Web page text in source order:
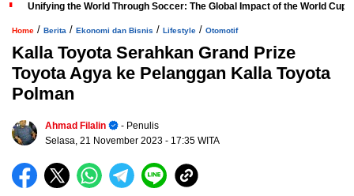
Unifying the World Through Soccer: The Global Impact of the World Cup
Home / Berita / Ekonomi dan Bisnis / Lifestyle / Otomotif
Kalla Toyota Serahkan Grand Prize
Toyota Agya ke Pelanggan Kalla Toyota
Polman
Ahmad Filalin
- Penulis
Selasa, 21 November 2023 - 17:35 WITA